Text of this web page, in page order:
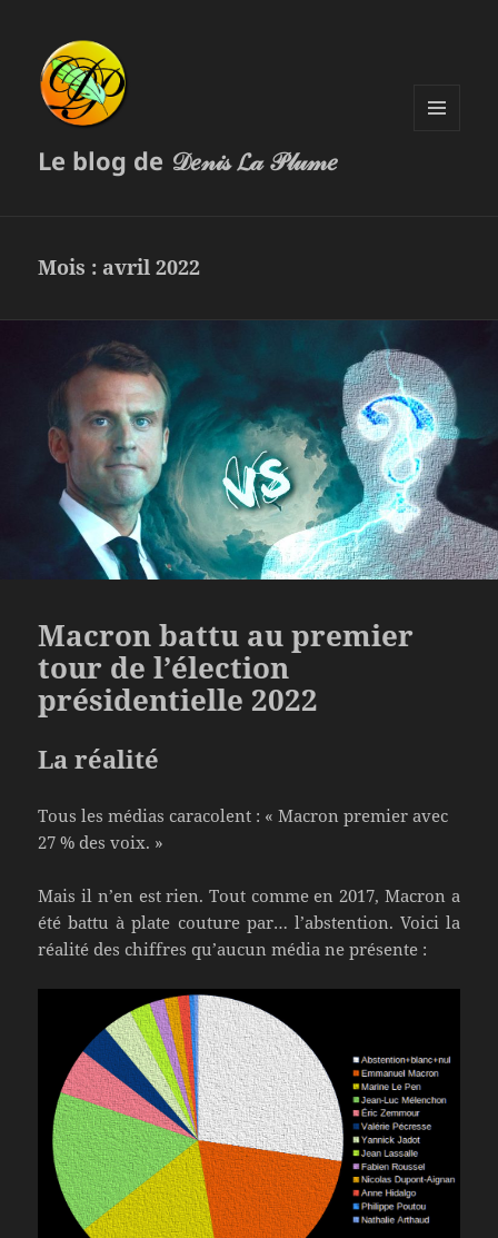
Le blog de 𝒟𝑒𝓃𝒾𝓈 𝓛𝒶 𝒫𝓁𝓊𝓂𝑒
Mois : avril 2022
Macron battu au premier
tour de l’élection
présidentielle 2022
La réalité
Tous les médias caracolent : « Macron premier avec
27 % des voix. »
Mais il n’en est rien. Tout comme en 2017, Macron a
été battu à plate couture par… l’abstention. Voici la
réalité des chiffres qu’aucun média ne présente :